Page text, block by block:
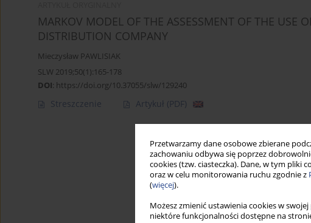
Przetwarzamy dane osobowe zbierane
zachowaniu odbywa się poprzez
cookies (tzw. ciasteczka). Dane, w tym pliki
oraz w celu monitorowania ruchu zgodnie z
(więcej).
Możesz zmienić ustawienia cookies w
niektóre funkcjonalności dostępne na
MARKOV MODEL OF THE ASSESSMENT OF THE USE
DISTRIBUTION COMPANY
Mieczysław PAWLISIAK
SLW 2019;50(1):165-178
DOI: https://doi.org/10.37055/slw/129240
Streszczenie Artykuł (PDF)